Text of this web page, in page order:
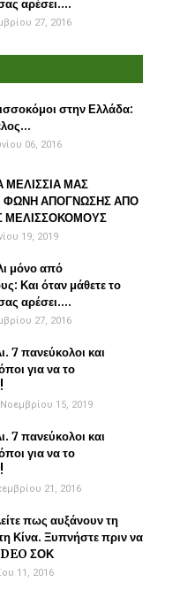
αρέσει....
27, 2016
στην Ελλάδα:
06, 2016
ΜΑΣ
ΦΩΝΗ ΑΠΟΓΝΩΣΗΣ ΑΠΟ
ΜΕΛΙΣΣΟΚΟΜΟΥΣ
19, 2019
μόνο από
Και όταν μάθετε το
αρέσει....
27, 2016
7 πανεύκολοι και
για να το
15, 2019
7 πανεύκολοι και
για να το
21, 2016
πως αυξάνουν τη
Κίνα. Ξυπνήστε πριν να
ΣΟΚ
11, 2016